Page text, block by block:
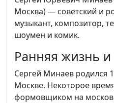
Москва) — советский и
музыкант, композитор,
шоумен и комик.
Ранняя жизнь
Сергей Минаев родился
Москве. Некоторое
формовщиком на